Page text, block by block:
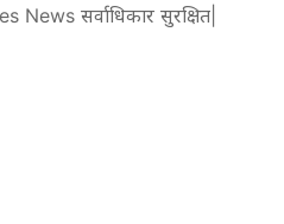
सर्वाधिकार सुरक्षित|